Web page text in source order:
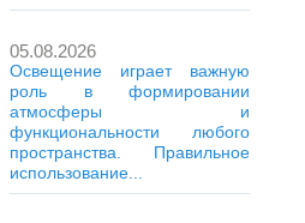
05.08.2026
Освещение играет важную
роль в формировании
атмосферы и
функциональности любого
пространства. Правильное
использование...